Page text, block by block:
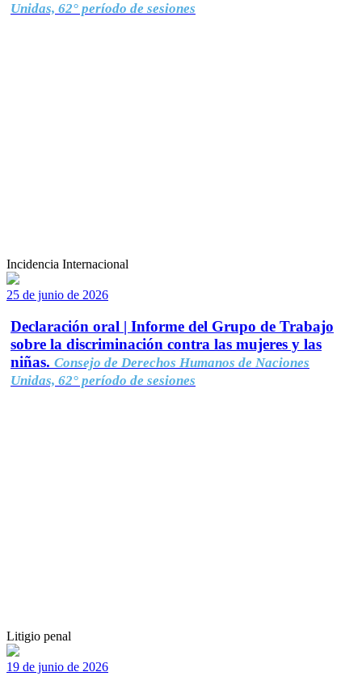
Unidas, 62° período de sesiones
Incidencia Internacional
25 de junio de 2026
Declaración oral | Informe del Grupo de Trabajo
sobre la discriminación contra las mujeres y las
niñas. Consejo de Derechos Humanos de Naciones
Unidas, 62° período de sesiones
Litigio penal
19 de junio de 2026